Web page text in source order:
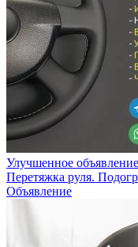
Улучшенное объявление
Перетяжка руля.
Объявление